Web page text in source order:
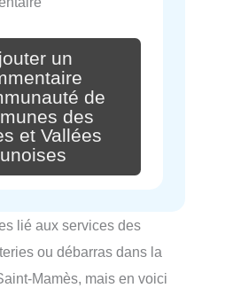
un
de
des
et Vallées
lié aux services des
ou débarras dans la
Mamès, mais en voici